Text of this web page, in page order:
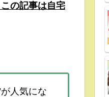
の記事は自宅
人気にな